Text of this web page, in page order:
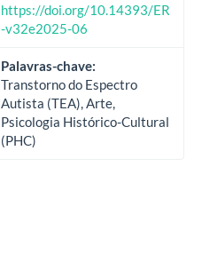
https://doi.org/10.14393/ER
-v32e2025-06
Palavras-chave:
Transtorno do Espectro
Autista (TEA), Arte,
Psicologia Histórico-Cultural
(PHC)